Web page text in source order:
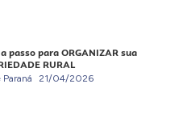
passo para ORGANIZAR sua
RURAL
Paraná 21/04/2026